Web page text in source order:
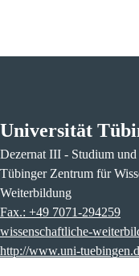
Universität
Dezernat III - Studium
Tübinger Zentrum für
Weiterbildung
Fax.: +49 7071-294259
wissenschaftliche-
http://www.uni-